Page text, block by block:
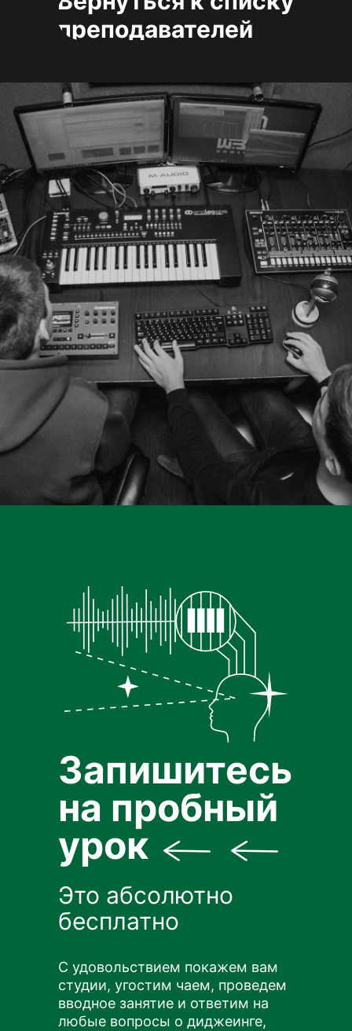
преподавателей
Запишитесь
на пробный
урок
С удовольствием покажем вам
студии, угостим чаем, проведем
вводное занятие и ответим на
любые вопросы о диджеинге,
Это абсолютно
бесплатно